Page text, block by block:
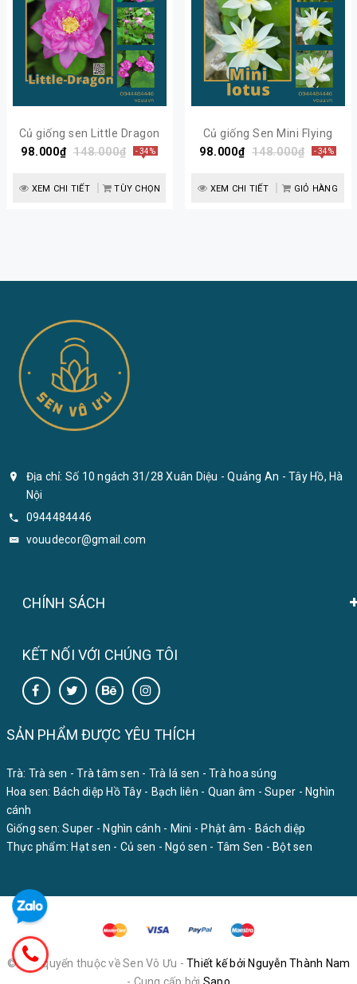
Củ giống sen Little Dragon
siêu hoa | Sen Vô Ưu
98.000₫ 148.000₫ - 34%
XEM CHI TIẾT TÙY CHỌN
Củ giống Sen Mini Flying
Snow
98.000₫ 148.000₫ - 34%
XEM CHI TIẾT GIỎ HÀNG
Địa chỉ: Số 10 ngách 31/28 Xuân Diệu - Quảng An - Tây Hồ, Hà
Nội
0944484446
vouudecor@gmail.com
CHÍNH SÁCH
KẾT NỐI VỚI CHÚNG TÔI
SẢN PHẨM ĐƯỢC YÊU THÍCH
Trà: Trà sen - Trà tâm sen - Trà lá sen - Trà hoa súng
Hoa sen: Bách diệp Hồ Tây- Bạch liên - Quan âm - Super - Nghìn
cánh
Giống sen: Super - Nghìn cánh - Mini - Phật âm - Bách diệp
Thực phẩm: Hạt sen - Củ sen - Ngó sen - Tâm Sen - Bột sen
© Bản quyển thuộc về Sen Vô Ưu - Thiết kế bởi Nguyễn Thành Nam